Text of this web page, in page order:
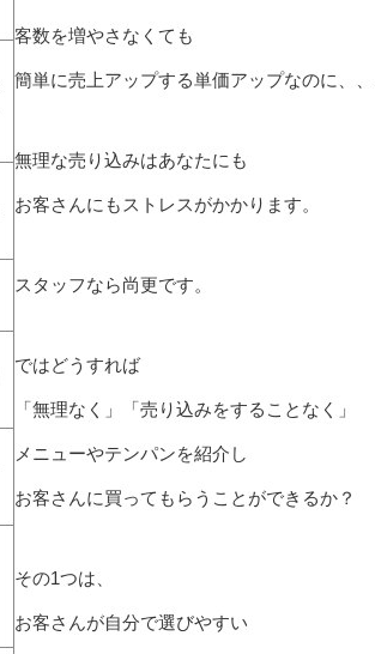
客数を増やさなくても
簡単に売上アップする単価アップなのに、、
無理な売り込みはあなたにも
お客さんにもストレスがかかります。
スタッフなら尚更です。
ではどうすれば
「無理なく」「売り込みをすることなく」
メニューやテンパンを紹介し
お客さんに買ってもらうことができるか？
その1つは、
お客さんが自分で選びやすい